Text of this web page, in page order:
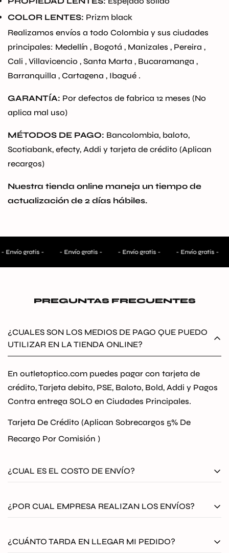
COLOR LENTES: Prizm black
Realizamos envíos a todo Colombia y sus ciudades
principales: Medellín , Bogotá , Manizales , Pereira ,
Cali , Villavicencio , Santa Marta , Bucaramanga ,
Barranquilla , Cartagena , Ibagué .
GARANTÍA: Por defectos de fabrica 12 meses (No
aplica mal uso)
MÉTODOS DE PAGO: Bancolombia, baloto,
Scotiabank, efecty, Addi y tarjeta de crédito (Aplican
recargos)
Nuestra tienda online maneja un tiempo de
actualización de 2 días hábiles.
- Envío gratis - - Envío gratis - - Envío gratis - - Envío gratis -
PREGUNTAS FRECUENTES
¿CUALES SON LOS MEDIOS DE PAGO QUE PUEDO
UTILIZAR EN LA TIENDA ONLINE?
En outletoptico.com puedes pagar con tarjeta de
crédito, Tarjeta debito, PSE, Baloto, Bold, Addi y Pagos
Contra entrega SOLO en Ciudades Principales.
Tarjeta De Crédito (Aplican Sobrecargos 5% De
Recargo Por Comisión )
¿CUAL ES EL COSTO DE ENVÍO?
a todo
Colombia. Aplican T&C
¿POR CUAL EMPRESA REALIZAN LOS ENVÍOS?
Todos nuestros envíos se despachan asegurados por
medio de Coordinadora, Envia o Servientrega.
¿CUÁNTO TARDA EN LLEGAR MI PEDIDO?
Confirm your age
Are you 18 years old or older?